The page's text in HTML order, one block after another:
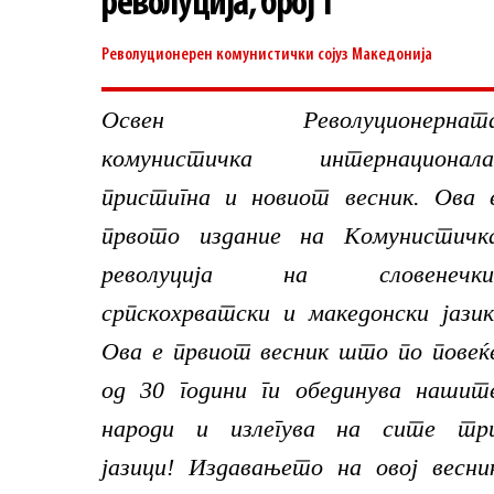
Револуционерен комунистички сојуз Македонија
Освен
комунистичка
пристигна и новиот весник. Ова
првото издание на
револуција на
српскохрватски и македонски
Ова е првиот весник што по
од 30 години ги обединува
народи и излегува на сите
јазици! Издавањето на овој